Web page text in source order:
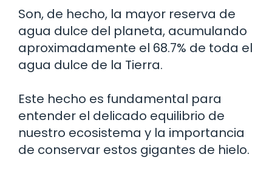
Son, de hecho, la mayor reserva de
agua dulce del planeta, acumulando
aproximadamente el 68.7% de toda el
agua dulce de la Tierra.
Este hecho es fundamental para
entender el delicado equilibrio de
nuestro ecosistema y la importancia
de conservar estos gigantes de hielo.